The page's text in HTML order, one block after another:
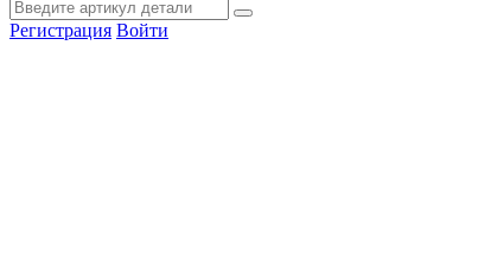
Регистрация Войти